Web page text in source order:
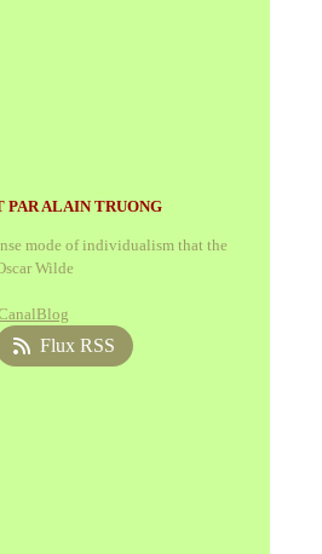
ALAIN TRUONG
mode of individualism that the
Wilde
Flux RSS